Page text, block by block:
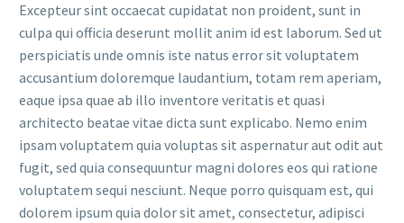
Excepteur sint occaecat cupidatat non proident, sunt in
culpa qui officia deserunt mollit anim id est laborum. Sed ut
perspiciatis unde omnis iste natus error sit voluptatem
accusantium doloremque laudantium, totam rem aperiam,
eaque ipsa quae ab illo inventore veritatis et quasi
architecto beatae vitae dicta sunt explicabo. Nemo enim
ipsam voluptatem quia voluptas sit aspernatur aut odit aut
fugit, sed quia consequuntur magni dolores eos qui ratione
voluptatem sequi nesciunt. Neque porro quisquam est, qui
dolorem ipsum quia dolor sit amet, consectetur, adipisci